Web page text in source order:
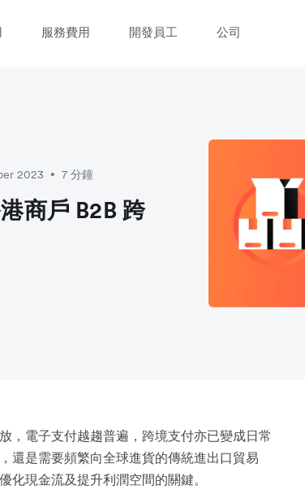
服務費用 開發員工 公司
2023 • 7 分鐘
商戶 B2B 跨
，電子支付越趨普遍，跨境支付亦已變成日常
還是需要頻繁向全球進貨的傳統進出口貿易
化現金流及提升利潤空間的關鍵。